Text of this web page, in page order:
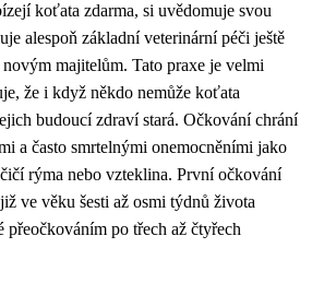
koťata zdarma, si uvědomuje svou
alespoň základní veterinární péči ještě
majitelům. Tato praxe je velmi
že i když někdo nemůže koťata
budoucí zdraví stará. Očkování chrání
a často smrtelnými onemocněními jako
rýma nebo vzteklina. První očkování
ve věku šesti až osmi týdnů života
přeočkováním po třech až čtyřech